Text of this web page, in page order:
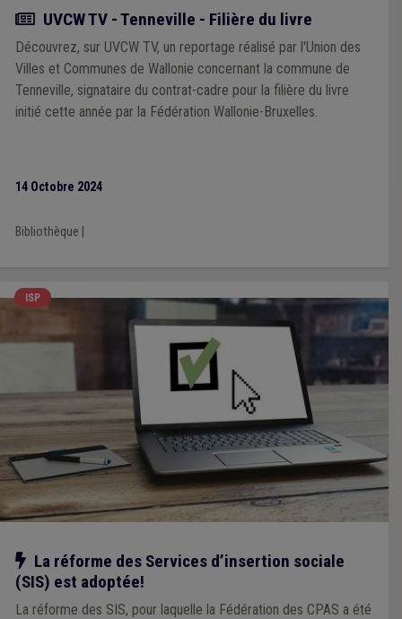
Actualité
UVCW TV - Tenneville - Filière du livre
Découvrez, sur UVCW TV, un reportage réalisé par l'Union des
Villes et Communes de Wallonie concernant la commune de
Tenneville, signataire du contrat-cadre pour la filière du livre
initié cette année par la Fédération Wallonie-Bruxelles.
14 Octobre 2024
Bibliothèque
ISP
Notre action
La réforme des Services d’insertion sociale
(SIS) est adoptée!
La réforme des SIS, pour laquelle la Fédération des CPAS a été